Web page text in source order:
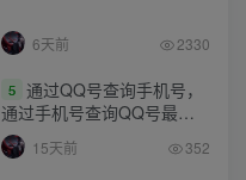
6天前 2330
5 通过QQ号查询手机号，
通过手机号查询QQ号最新
网站源码
15天前 352